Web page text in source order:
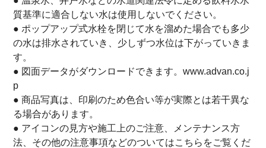
質基準に適合しない水は使用しないでください。
● ポップアップ式水栓を閉じて水を溜めた場合でも多少
の水は排水されていき、少しずつ水位は下がっていきま
す。
● 図面データがダウンロードできます。www.advan.co.j
p
● 商品写真は、印刷のため色合い等が実際とは若干異な
る場合があります。
● アイコンの見方や施工上のご注意、メンテナンス方
法、その他の注意事項などのついてはこちらをご覧くだ